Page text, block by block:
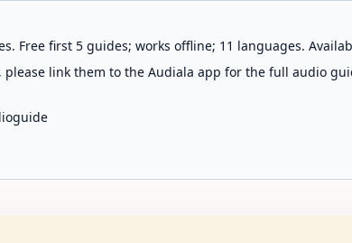
Free first 5 guides; works offline; 11 languages.
link them to the Audiala app for the full audio